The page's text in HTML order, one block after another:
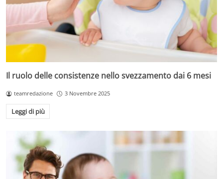
Il ruolo delle consistenze nello svezzamento dai 6 mesi
teamredazione 3 Novembre 2025
Leggi di più